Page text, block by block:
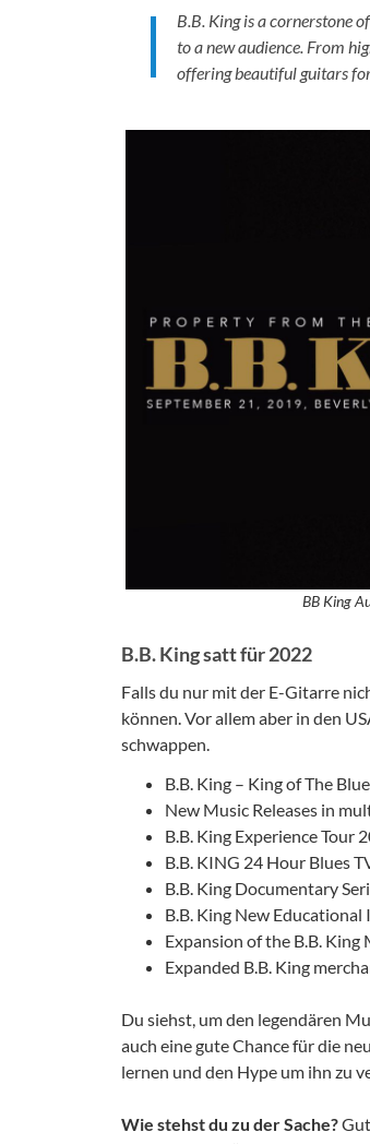
B.B. King is a cornerstone
to a new audience. From
offering beautiful guitars
BB King
B.B. King satt für 2022
Falls du nur mit der E-Gitarre
können. Vor allem aber in den
schwappen.
B.B. King – King of The
New Music Releases in
B.B. King Experience Tour
B.B. KING 24 Hour Blues
B.B. King Documentary
B.B. King New
Expansion of the B.B.
Expanded B.B. King
Du siehst, um den legendären
auch eine gute Chance für die
lernen und den Hype um ihn zu
Wie stehst du zu der Sache?